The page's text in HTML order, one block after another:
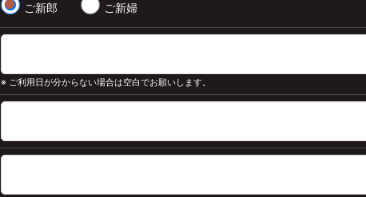
ご新郎 ご新婦
※ ご利用日が分からない場合は空白でお願いします。